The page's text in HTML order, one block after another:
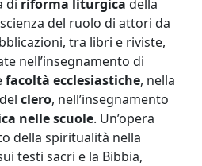
di riforma liturgica della
del ruolo di attori da
tra libri e riviste,
nell’insegnamento di
facoltà ecclesiastiche, nella
clero, nell’insegnamento
nelle scuole. Un’opera
della spiritualità nella
testi sacri e la Bibbia,